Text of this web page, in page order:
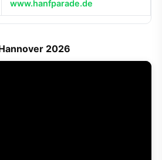
www.hanfparade.de
2026